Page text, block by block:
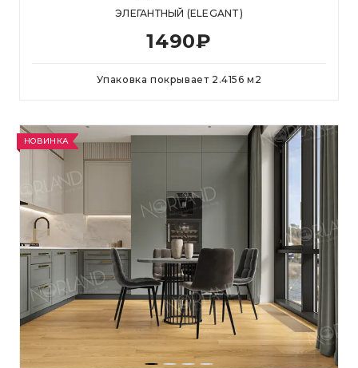
ЭЛЕГАНТНЫЙ (ELEGANT)
1490₽
Упаковка покрывает 2.4156 м 2
НОВИНКА